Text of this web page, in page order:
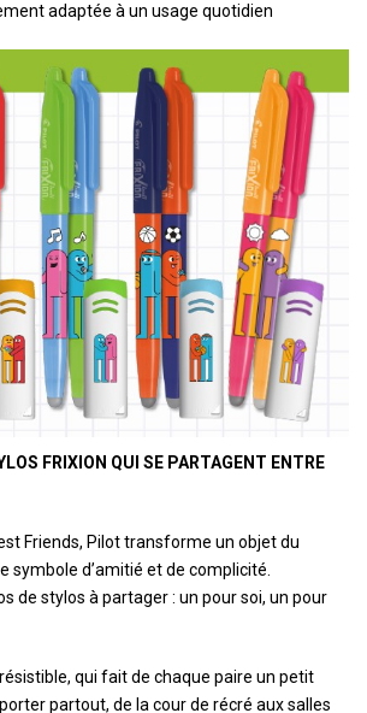
adaptée à un usage quotidien
FRIXION QUI SE PARTAGENT ENTRE
Friends, Pilot transforme un objet du
symbole d’amitié et de complicité.
de stylos à partager : un pour soi, un pour
qui fait de chaque paire un petit
partout, de la cour de récré aux salles